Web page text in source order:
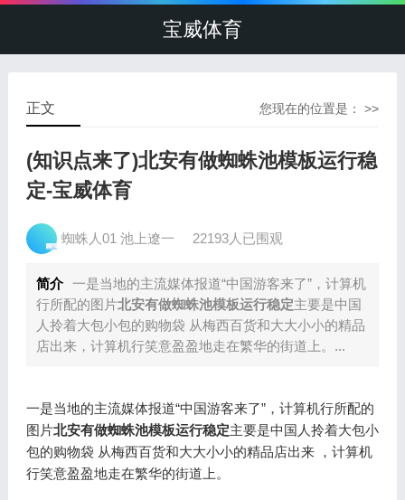
宝威体育
您现在的位置是： >>
正文
(知识点来了)北安有做蜘蛛池模板运行稳
定-宝威体育
蜘蛛人01 池上遼一 22193人已围观
简介 一是当地的主流媒体报道“中国游客来了”，计算机
行所配的图片北安有做蜘蛛池模板运行稳定主要是中国
人拎着大包小包的购物袋 从梅西百货和大大小小的精品
店出来，计算机行笑意盈盈地走在繁华的街道上。...
一是当地的主流媒体报道“中国游客来了”，计算机行所配的
图片北安有做蜘蛛池模板运行稳定主要是中国人拎着大包小
包的购物袋 从梅西百货和大大小小的精品店出来 ，计算机
行笑意盈盈地走在繁华的街道上。